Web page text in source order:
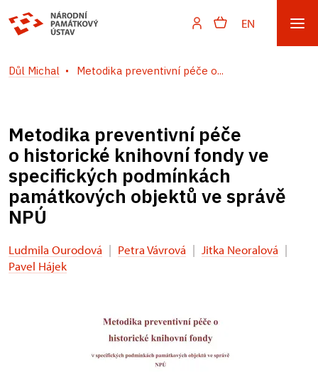
EN
Důl Michal Metodika preventivní péče o...
Metodika preventivní péče
o historické knihovní fondy ve
specifických podmínkách
památkových objektů ve správě
NPÚ
Ludmila Ourodová | Petra Vávrová | Jitka Neoralová |
Pavel Hájek